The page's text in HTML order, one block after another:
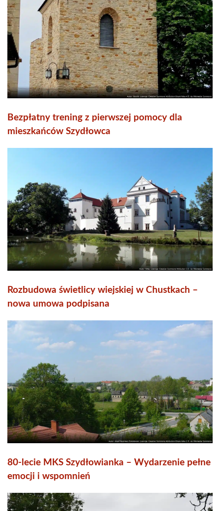
Bezpłatny trening z pierwszej pomocy dla
mieszkańców Szydłowca
Rozbudowa świetlicy wiejskiej w Chustkach –
nowa umowa podpisana
80-lecie MKS Szydłowianka – Wydarzenie pełne
emocji i wspomnień